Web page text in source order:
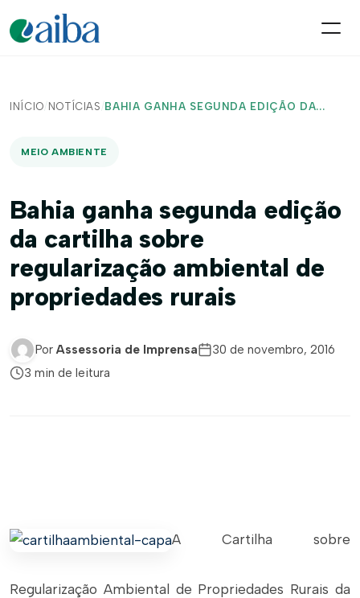
INÍCIO/ NOTÍCIAS / BAHIA GANHA SEGUNDA EDIÇÃO DA...
MEIO AMBIENTE
Bahia ganha segunda edição
da cartilha sobre
regularização ambiental de
propriedades rurais
Por Assessoria de Imprensa
30 de novembro, 2016
3 min de leitura
A Cartilha sobre
Regularização Ambiental de Propriedades Rurais da